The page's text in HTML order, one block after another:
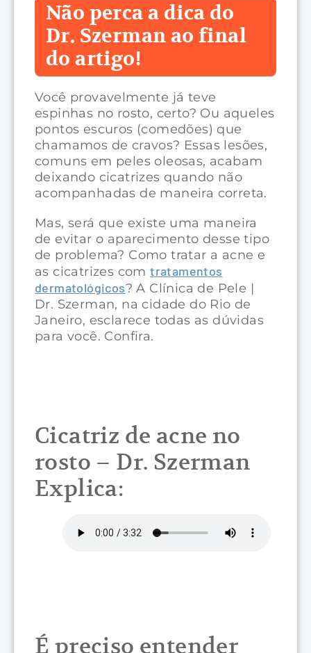
Não perca a dica do
Dr. Szerman ao final
do artigo!
Você provavelmente já teve
espinhas no rosto, certo? Ou aqueles
pontos escuros (comedões) que
chamamos de cravos? Essas lesões,
comuns em peles oleosas, acabam
deixando cicatrizes quando não
acompanhadas de maneira correta.
Mas, será que existe uma maneira
de evitar o aparecimento desse tipo
de problema? Como tratar a acne e
as cicatrizes comtratamentos
dermatológicos? A Clínica de Pele |
Dr. Szerman, na cidade do Rio de
Janeiro, esclarece todas as dúvidas
para você. Confira.
Cicatriz de acne no
rosto – Dr. Szerman
Explica:
É preciso entender